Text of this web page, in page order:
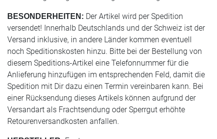
BESONDERHEITEN: Der Artikel wird per Spedition
versendet! Innerhalb Deutschlands und der Schweiz ist der
Versand inklusive, in andere Länder kommen eventuell
noch Speditionskosten hinzu. Bitte bei der Bestellung von
diesem Speditions-Artikel eine Telefonnummer für die
Anlieferung hinzufügen im entsprechenden Feld, damit die
Spedition mit Dir dazu einen Termin vereinbaren kann. Bei
einer Rücksendung dieses Artikels können aufgrund der
Versandart als Frachtsendung oder Sperrgut erhöhte
Retourenversandkosten anfallen.